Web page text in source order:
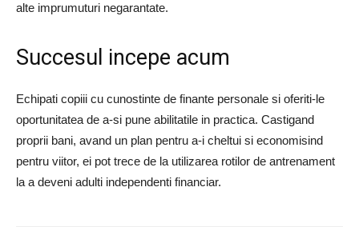
alte imprumuturi negarantate.
Succesul incepe acum
Echipati copiii cu cunostinte de finante personale si oferiti-le
oportunitatea de a-si pune abilitatile in practica. Castigand
proprii bani, avand un plan pentru a-i cheltui si economisind
pentru viitor, ei pot trece de la utilizarea rotilor de antrenament
la a deveni adulti independenti financiar.